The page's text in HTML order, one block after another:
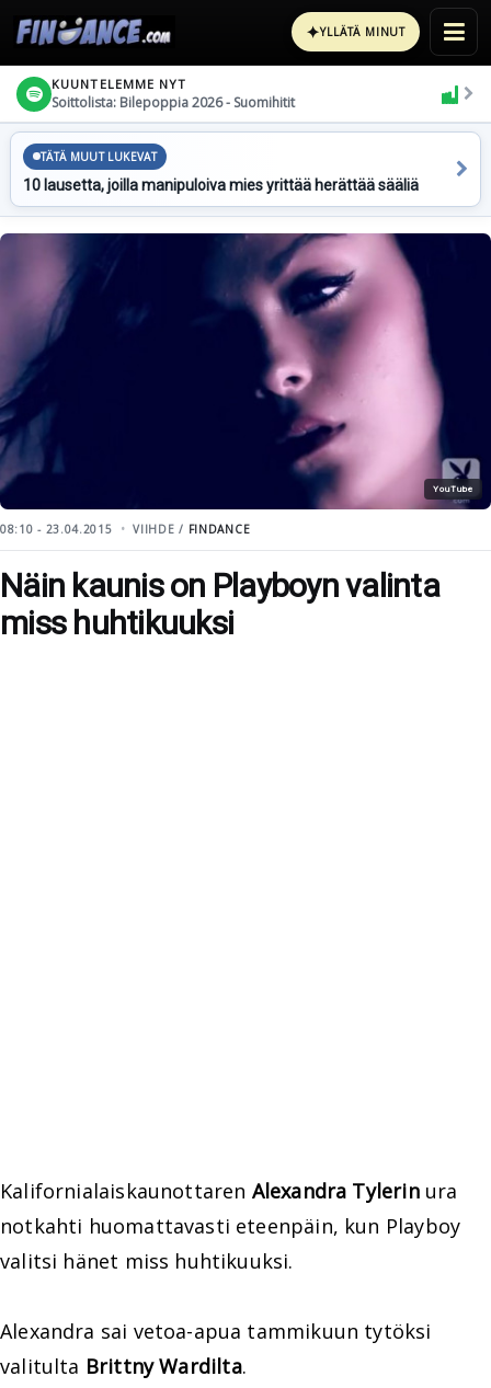
✦YLLÄTÄ MINUT
KUUNTELEMME NYT
Soittolista: Bilepoppia 2026 - Suomihitit
TÄTÄ MUUT LUKEVAT
10 lausetta, joilla manipuloiva mies yrittää herättää sääliä
YouTube
08:10 - 23.04.2015 VIIHDE / FINDANCE
Näin kaunis on Playboyn valinta
miss huhtikuuksi
Kalifornialaiskaunottaren Alexandra Tylerinura
notkahti huomattavasti eteenpäin, kun Playboy
valitsi hänet miss huhtikuuksi.
Alexandra sai vetoa-apua tammikuun tytöksi
valitulta Brittny Wardilta.